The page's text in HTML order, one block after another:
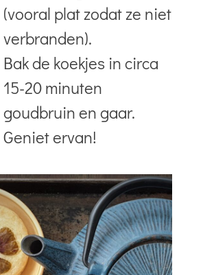
(vooral plat zodat ze niet
verbranden).
Bak de koekjes in circa
15-20 minuten
goudbruin en gaar.
Geniet ervan!